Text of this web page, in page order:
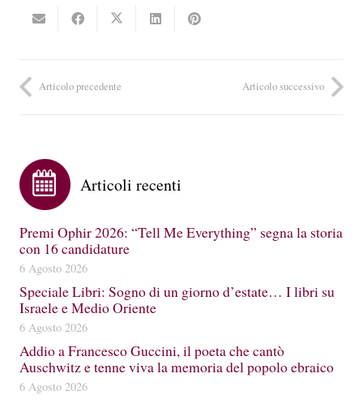
Articolo precedente Articolo successivo
Articoli recenti
Premi Ophir 2026: “Tell Me Everything” segna la storia
con 16 candidature
6 Agosto 2026
Speciale Libri: Sogno di un giorno d’estate… I libri su
Israele e Medio Oriente
6 Agosto 2026
Addio a Francesco Guccini, il poeta che cantò
Auschwitz e tenne viva la memoria del popolo ebraico
6 Agosto 2026